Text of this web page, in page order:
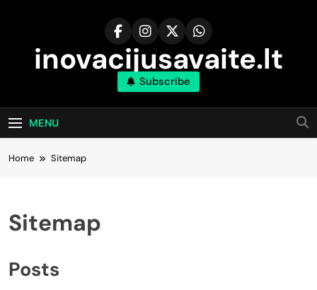
inovacijusavaite.lt
Subscribe
MENU
Home Sitemap
Sitemap
Posts